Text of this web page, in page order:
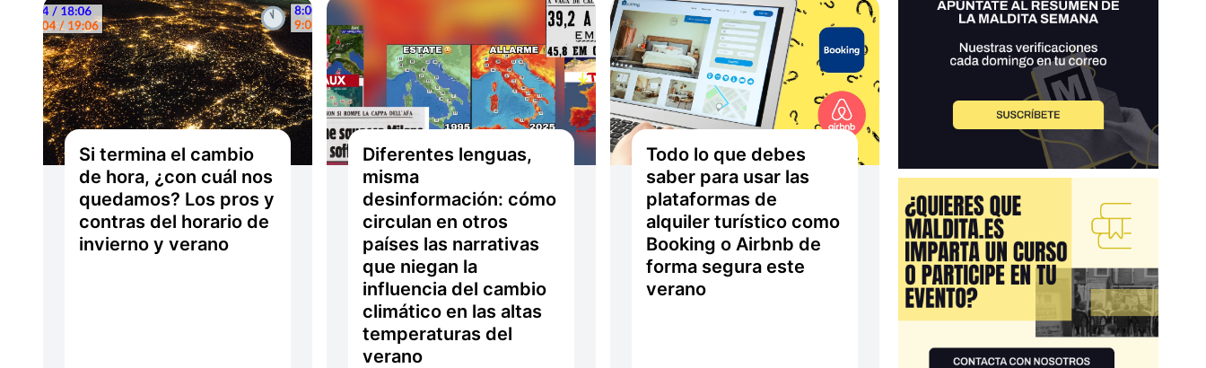
Si termina el cambio
de hora, ¿con cuál nos
quedamos? Los pros y
contras del horario de
invierno y verano
Diferentes lenguas,
misma
desinformación: cómo
circulan en otros
países las narrativas
que niegan la
influencia del cambio
climático en las altas
temperaturas del
verano
Todo lo que debes
saber para usar las
plataformas de
alquiler turístico como
Booking o Airbnb de
forma segura este
verano